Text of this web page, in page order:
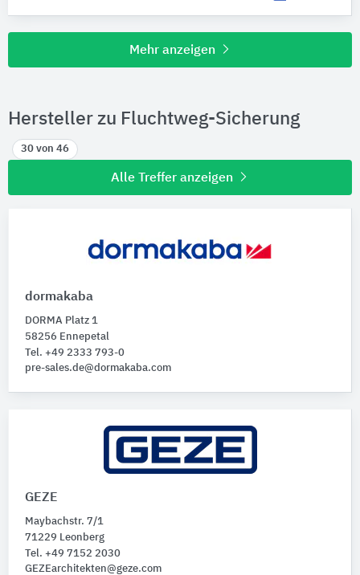
Mehr anzeigen
Hersteller zu Fluchtweg-Sicherung
30 von 46
Alle Treffer anzeigen
dormakaba
DORMA Platz 1
58256 Ennepetal
Tel. +49 2333 793-0
pre-sales.de@dormakaba.com
GEZE
Maybachstr. 7/1
71229 Leonberg
Tel. +49 7152 2030
GEZEarchitekten@geze.com